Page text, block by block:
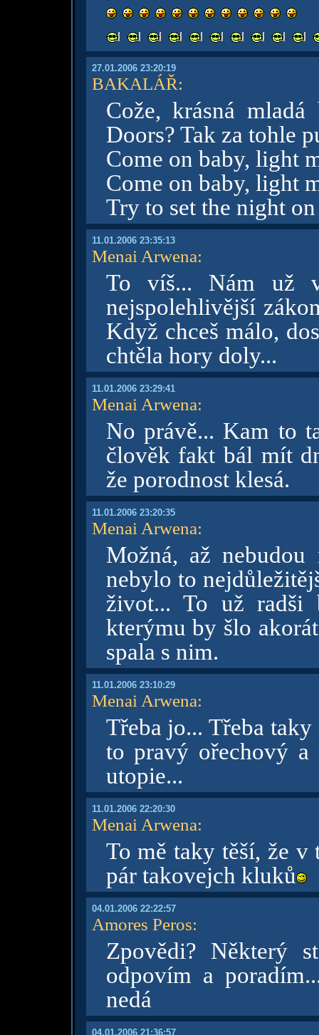
27.01.2006 23:20:19
BAKALÁŘ:
Cože, krásná
Doors? Tak za tohle
Come on baby, light
Come on baby, light
Try to set the night
11.01.2006 23:35:13
Menai Arwena:
To víš... Nám už
nejspolehlivější
Když chceš málo,
chtěla hory doly...
11.01.2006 23:29:41
Menai Arwena:
No právě... Kam to
člověk fakt bál mít
že porodnost klesá.
11.01.2006 23:20:35
Menai Arwena:
Možná, až
nebylo to
život... To už radši
kterýmu by šlo
spala s nim.
11.01.2006 23:10:29
Menai Arwena:
Třeba jo... Třeba
to pravý ořechový
utopie...
11.01.2006 22:20:30
Menai Arwena:
To mě taky těší, že v
pár takovejch kluků
04.01.2006 22:22:57
Amores Peros:
Zpovědi?
odpovím a
nedá
04.01.2006 21:36:57